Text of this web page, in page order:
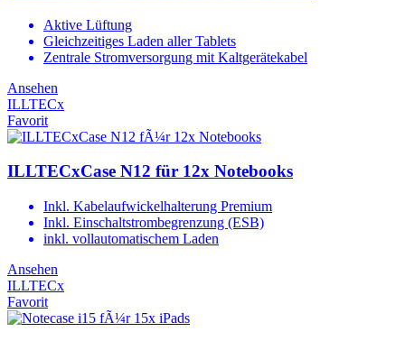
Aktive Lüftung
Gleichzeitiges Laden aller Tablets
Zentrale Stromversorgung mit Kaltgerätekabel
Ansehen
ILLTECx
Favorit
ILLTECxCase N12 für 12x Notebooks
Inkl. Kabelaufwickelhalterung Premium
Inkl. Einschaltstrombegrenzung (ESB)
inkl. vollautomatischem Laden
Ansehen
ILLTECx
Favorit